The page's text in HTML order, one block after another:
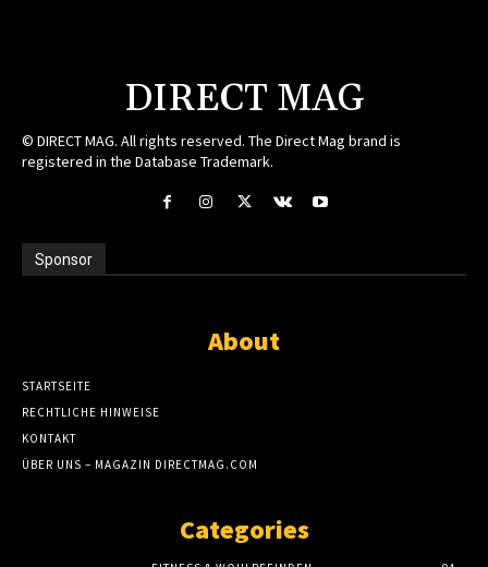
DIRECT MAG
© DIRECT MAG. All rights reserved. The Direct Mag brand is
registered in the Database Trademark.
Sponsor
About
STARTSEITE
RECHTLICHE HINWEISE
KONTAKT
ÜBER UNS – MAGAZIN DIRECTMAG.COM
Categories